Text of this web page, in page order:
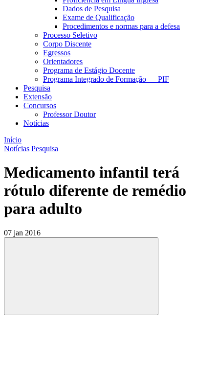
Dados de Pesquisa
Exame de Qualificação
Procedimentos e normas para a defesa
Processo Seletivo
Corpo Discente
Egressos
Orientadores
Programa de Estágio Docente
Programa Integrado de Formação — PIF
Pesquisa
Extensão
Concursos
Professor Doutor
Notícias
Início
Notícias Pesquisa
Medicamento infantil terá
rótulo diferente de remédio
para adulto
07 jan 2016
Compartilhar